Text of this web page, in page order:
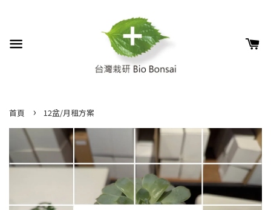
首頁 › 12盆/月租方案